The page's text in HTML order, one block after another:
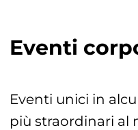
Eventi
Eventi unici in
più straordinari al